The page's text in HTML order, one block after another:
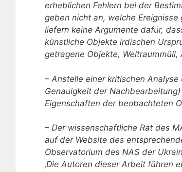
erheblichen Fehlern bei der
geben nicht an, welche
liefern keine Argumente dafür,
künstliche Objekte irdischen
getragene Objekte, Weltraummüll,
– Anstelle einer kritischen
Genauigkeit der
Eigenschaften der beobachteten
– Der wissenschaftliche Rat des
auf der Website des
Observatorium des NAS der
‚Die Autoren dieser Arbeit führen